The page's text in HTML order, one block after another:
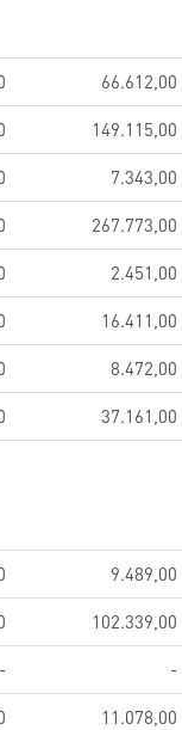
66.612,00
149.115,00
7.343,00
267.773,00
2.451,00
16.411,00
8.472,00
37.161,00
9.489,00
102.339,00
- -
11.078,00